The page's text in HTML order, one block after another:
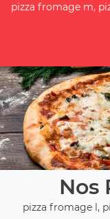
pizza fromage m,
Nos
pizza fromage l,